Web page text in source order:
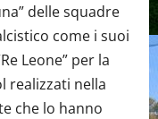
delle squadre
come i suoi
Leone” per la
realizzati nella
che lo hanno